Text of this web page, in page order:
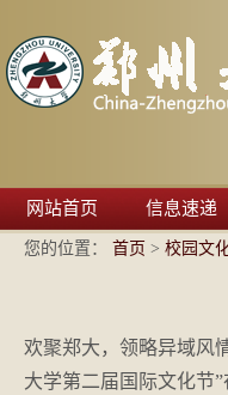
网站首页 信息速递
您的位置： 首页 > 校园文
欢聚郑大，领略异域风
大学第二届国际文化节